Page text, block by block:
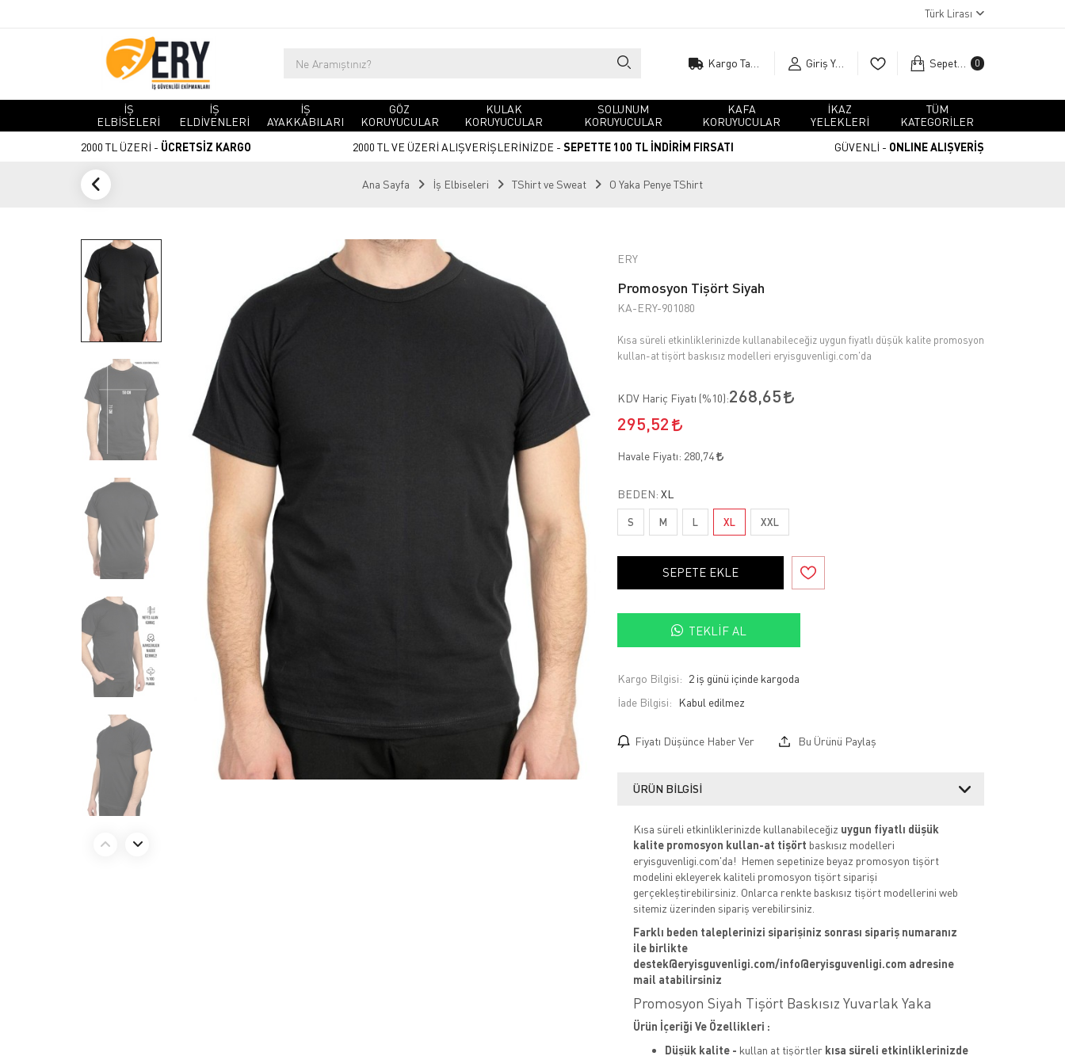
Türk Lirası
Giriş Yap Sepetim 0
İŞ
ELBİSELERİ
İŞ
ELDİVENLERİ
İŞ
AYAKKABILARI
GÖZ
KORUYUCULAR
KULAK
KORUYUCULAR
SOLUNUM
KORUYUCULAR
KAFA
KORUYUCULAR
İKAZ
YELEKLERİ
TÜM
KATEGORİLER
2000 TL ÜZERİ - ÜCRETSİZ KARGO 2000 TL VE ÜZERİ ALIŞVERİŞLERİNİZDE - SEPETTE 100 TL İNDİRİM FIRSATI GÜVENLİ - ONLINE ALIŞVERİŞ
Ana Sayfa İş Elbiseleri TShirt ve Sweat O Yaka Penye TShirt
ERY
Promosyon Tişört Siyah
KA-ERY-901080
Kısa süreli etkinliklerinizde kullanabileceğiz uygun fiyatlı düşük kalite promosyon
kullan-at tişört baskısız modelleri eryisguvenligi.com'da
KDV Hariç Fiyatı (%10):268,65
295,52
Havale Fiyatı: 280,74
BEDEN: XL
S M L XL XXL
SEPETE EKLE
TEKLIF AL
Kargo Bilgisi: 2 iş günü içinde kargoda
İade Bilgisi:
Fiyatı Düşünce Haber Ver Bu Ürünü Paylaş
ÜRÜN BILGISI
Kısa süreli etkinliklerinizde kullanabileceğiz uygun fiyatlı düşük
kalite promosyon kullan-at tişört baskısız modelleri
eryisguvenligi.com'da! Hemen sepetinize beyaz promosyon tişört
modelini ekleyerek kaliteli promosyon tişört siparişi
gerçekleştirebilirsiniz. Onlarca renkte baskısız tişört modellerini web
sitemiz üzerinden sipariş verebilirsiniz.
Farklı beden taleplerinizi siparişiniz sonrası sipariş numaranız
ile birlikte
destek@eryisguvenligi.com/info@eryisguvenligi.com adresine
mail atabilirsiniz
Promosyon Siyah Tişört Baskısız Yuvarlak Yaka
Ürün İçeriği Ve Özellikleri :
Düşük kalite - kullan at tişörtler kısa süreli etkinliklerinizde